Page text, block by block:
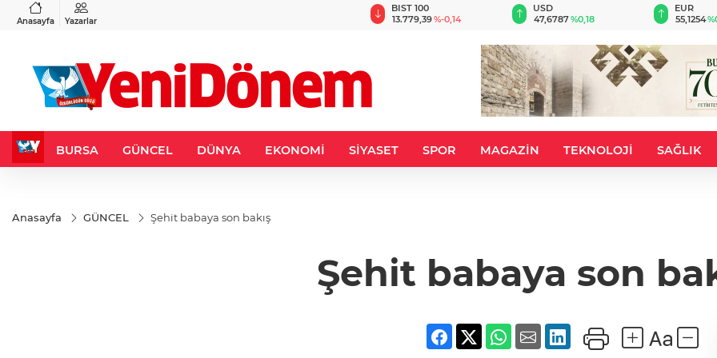
Anasayfa Yazarlar
%-0,22
BIST 100
13.779,39%-0,14
USD
47,6787%0,18
EUR
55,1254
BURSA GÜNCEL DÜNYA EKONOMİ SİYASET SPOR MAGAZİN TEKNOLOJİ SAĞLIK
Anasayfa GÜNCEL Şehit babaya son bakış
Şehit babaya son